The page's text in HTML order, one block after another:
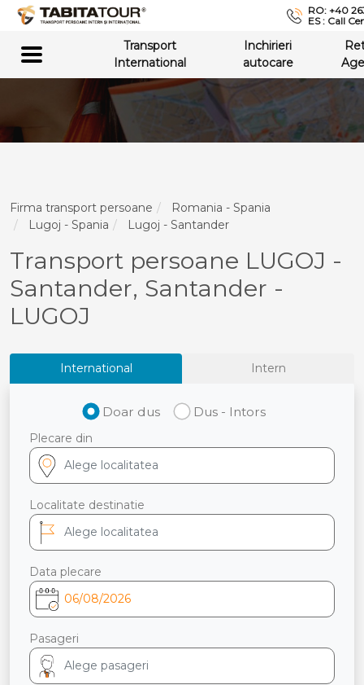
RO: +40
ES : Call
Transport
International
Inchirieri
autocare
Firma transport persoane
Romania - Spania
Lugoj - Spania
Lugoj - Santander
Transport persoane LUGOJ -
Santander, Santander -
LUGOJ
International Intern
Doar dus Dus - Intors
Plecare din
Localitate destinatie
Data plecare
Pasageri